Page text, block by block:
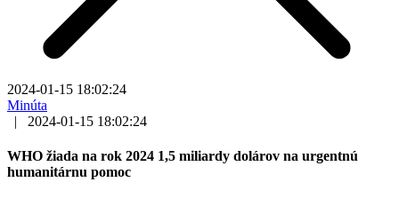
2024-01-15 18:02:24
Minúta
|
2024-01-15 18:02:24
WHO žiada na rok 2024 1,5 miliardy dolárov na urgentnú
humanitárnu pomoc